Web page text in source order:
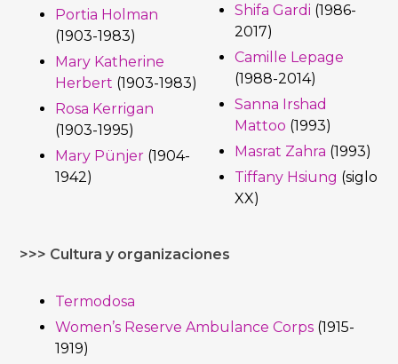
Portia Holman
(1903-1983)
Mary Katherine
Herbert (1903-1983)
Rosa Kerrigan
(1903-1995)
Mary Pünjer (1904-
1942)
Shifa Gardi (1986-
2017)
Camille Lepage
(1988-2014)
Sanna Irshad
Mattoo (1993)
Masrat Zahra (1993)
Tiffany Hsiung (siglo
XX)
>>> Cultura y organizaciones
Termodosa
Women’s Reserve Ambulance Corps (1915-
1919)